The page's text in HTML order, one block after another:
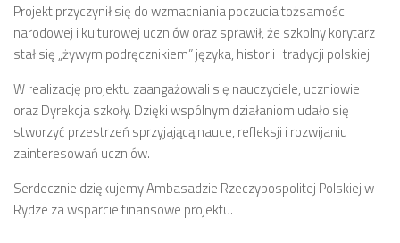
Projekt przyczynił się do wzmacniania poczucia tożsamości
narodowej i kulturowej uczniów oraz sprawił, że szkolny korytarz
stał się „żywym podręcznikiem” języka, historii i tradycji polskiej.
W realizację projektu zaangażowali się nauczyciele, uczniowie
oraz Dyrekcja szkoły. Dzięki wspólnym działaniom udało się
stworzyć przestrzeń sprzyjającą nauce, refleksji i rozwijaniu
zainteresowań uczniów.
Serdecznie dziękujemy Ambasadzie Rzeczypospolitej Polskiej w
Rydze za wsparcie finansowe projektu.